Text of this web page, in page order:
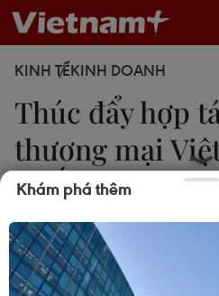
KINH TẾKINH DOANH
Thúc đẩy hợp
thương mại
Quốc
Hằng Trần
20/12/2018 06:21
Khám phá thêm